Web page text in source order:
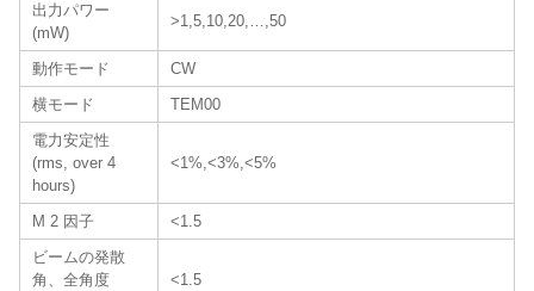
出力パワー
(mW)
>1,5,10,20,…,50
動作モード
CW
横モード
TEM00
電力安定性
(rms, over 4
hours)
<1%,<3%,<5%
M 2 因子
<1.5
ビームの発散
角、全角度
<1.5